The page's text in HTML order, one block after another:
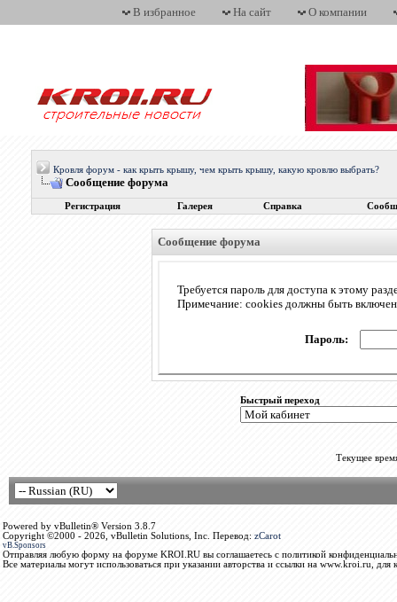
В избранное На сайт О компании
Кровля форум - как крыть крышу, чем крыть крышу, какую кровлю выбрать?
Сообщение форума
Регистрация Галерея Справка
Сообщение форума
Требуется пароль для доступа к этому
Примечание: cookies должны быть
Пароль:
Быстрый переход
Текущее
Powered by vBulletin® Version 3.8.7
Copyright ©2000 - 2026, vBulletin Solutions, Inc. Перевод: zCarot
vB.Sponsors
Отправляя любую форму на форуме KROI.RU вы соглашаетесь с политикой
Все материалы могут использоваться при указании авторства и ссылки на www.kroi.ru, для